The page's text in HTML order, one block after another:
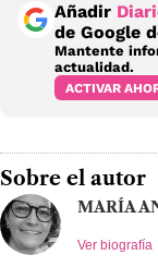
Añadir
de Google
Mantente
actualidad.
ACTIVAR
Sobre el autor
MARÍA
Ver biografía